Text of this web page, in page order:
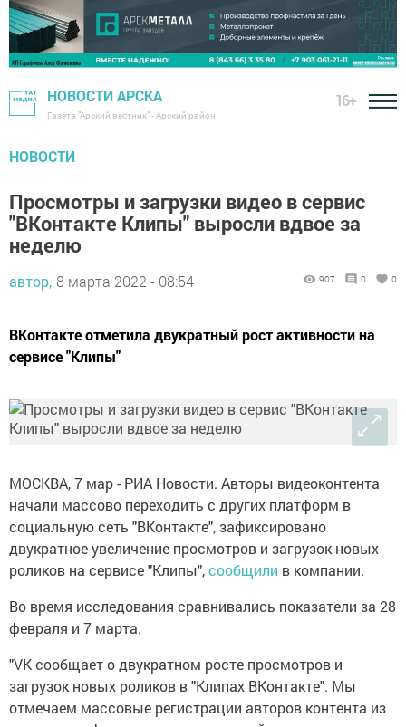
НОВОСТИ АРСКА
Газета "Арский вестник" - Арский район
16+
НОВОСТИ
Просмотры и загрузки видео в сервис
"ВКонтакте Клипы" выросли вдвое за
неделю
автор, 8 марта 2022 - 08:54 907 0 0
ВКонтакте отметила двукратный рост активности на
сервисе "Клипы"
МОСКВА, 7 мар - РИА Новости. Авторы видеоконтента
начали массово переходить с других платформ в
социальную сеть "ВКонтакте", зафиксировано
двукратное увеличение просмотров и загрузок новых
роликов на сервисе "Клипы",сообщили в компании.
Во время исследования сравнивались показатели за 28
февраля и 7 марта.
"VK сообщает о двукратном росте просмотров и
загрузок новых роликов в "Клипах ВКонтакте". Мы
отмечаем массовые регистрации авторов контента из